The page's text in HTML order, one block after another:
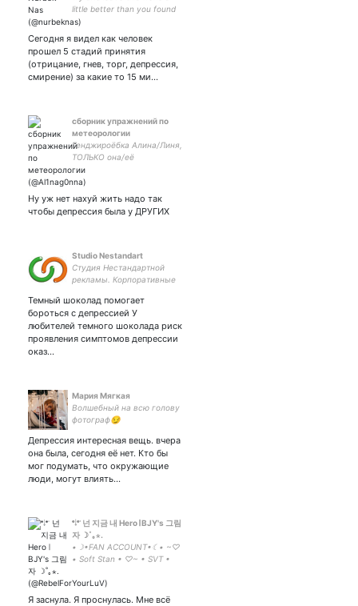
little better than you found
it.
Сегодня я видел как человек
прошел 5 стадий принятия
(отрицание, гнев, торг, депрессия,
смирение) за какие то 15 ми…
сборник упражнений по
метеорологии
Генджироёбка Алина/Линя,
ТОЛЬКО она/её
Ну уж нет нахуй жить надо так
чтобы депрессия была у ДРУГИХ
Studio Nestandart
Студия Нестандартной
рекламы. Корпоративные
с логотипом, необычные
презенты, съедобные
сувениры
Темный шоколад помогает
бороться с депрессией У
любителей темного шоколада риск
проявления симптомов депрессии
оказ…
Мария Мягкая
Волшебный на всю голову
фотограф😏
Депрессия интересная вещь. вчера
она была, сегодня её нет. Кто бы
мог подумать, что окружающие
люди, могут влиять…
𝆯𝆹𝅥𝆯𝆬 넌 지금 내 Hero 𝄁 BJY's 그림
자 ☽˚｡⋆.
•☽•FAN ACCOUNT•☾• ~♡
• Soft Stan • ♡~ • SVT •
More × ∞ • ♡~
Я заснула. Я проснулась. Мне всё